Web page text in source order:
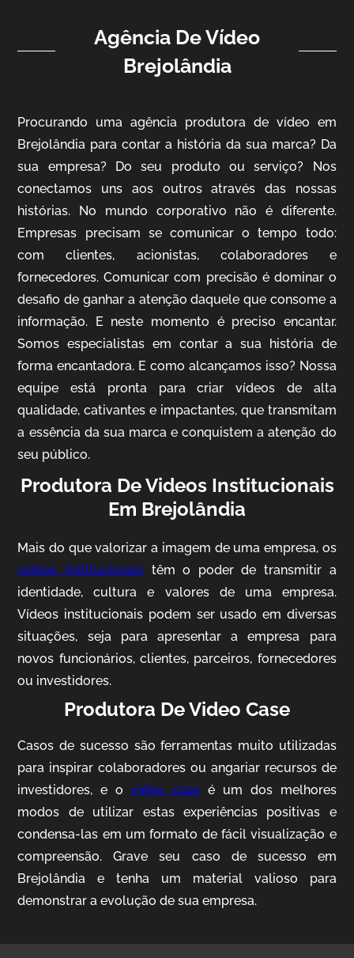
Vídeo Institucional
IQVIA
Cobertura de Eventos
Mosaic
Agência De Vídeo
Brejolândia
Procurando uma agência produtora de vídeo em
Brejolândia para contar a história da sua marca? Da
sua empresa? Do seu produto ou serviço? Nos
conectamos uns aos outros através das nossas
histórias. No mundo corporativo não é diferente.
Empresas precisam se comunicar o tempo todo:
com clientes, acionistas, colaboradores e
fornecedores. Comunicar com precisão é dominar o
desafio de ganhar a atenção daquele que consome a
informação. E neste momento é preciso encantar.
Somos especialistas em contar a sua história de
forma encantadora. E como alcançamos isso? Nossa
equipe está pronta para criar vídeos de alta
qualidade, cativantes e impactantes, que transmitam
a essência da sua marca e conquistem a atenção do
seu público.
Produtora De Videos Institucionais
Em Brejolândia
Mais do que valorizar a imagem de uma empresa, os
vídeos institucionais têm o poder de transmitir a
identidade, cultura e valores de uma empresa.
Vídeos institucionais podem ser usado em diversas
situações, seja para apresentar a empresa para
novos funcionários, clientes, parceiros, fornecedores
ou investidores.
Produtora De Video Case
Casos de sucesso são ferramentas muito utilizadas
para inspirar colaboradores ou angariar recursos de
investidores, e ovideo case é um dos melhores
modos de utilizar estas experiências positivas e
condensa-las em um formato de fácil visualização e
compreensão. Grave seu caso de sucesso em
Brejolândia e tenha um material valioso para
demonstrar a evolução de sua empresa.